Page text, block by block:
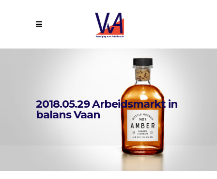
2018.05.29 Arbeidsmarkt in
balans Vaan